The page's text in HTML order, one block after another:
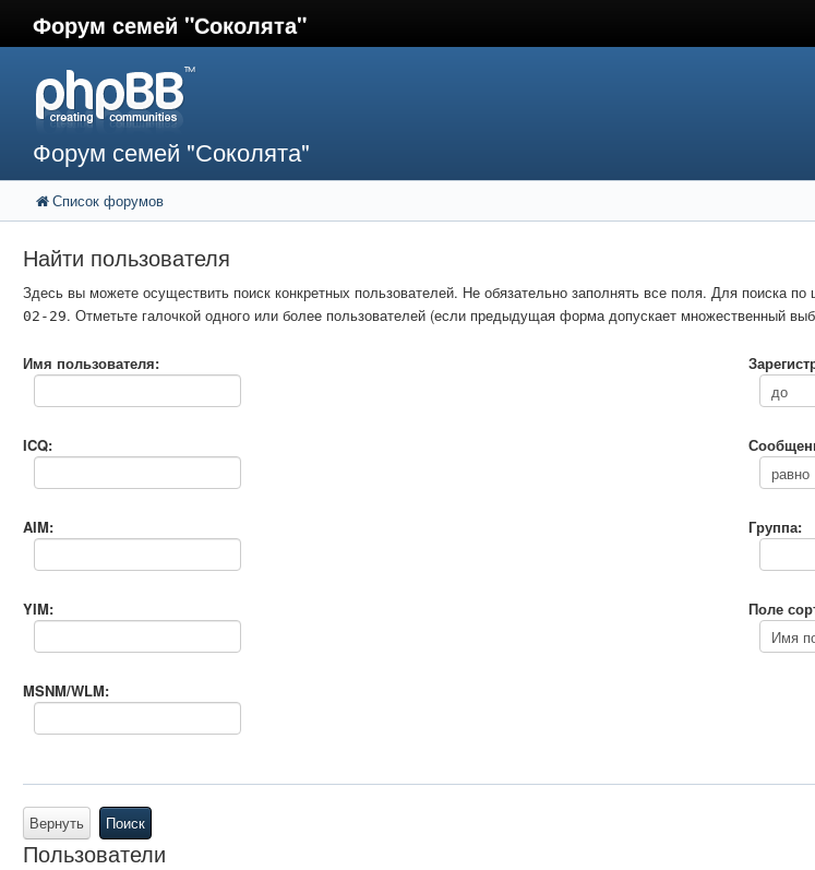
Форум семей "Соколята"
Форум семей "Соколята"
Список форумов
Найти пользователя
Здесь вы можете осуществить поиск конкретных пользователей. Не обязательно заполнять все поля. Для поиска
02-29. Отметьте галочкой одного или более пользователей (если предыдущая форма допускает множественный
Имя пользователя:
ICQ:
AIM:
YIM:
MSNM/WLM:
Группа:
Поле
Вернуть Поиск
Пользователи